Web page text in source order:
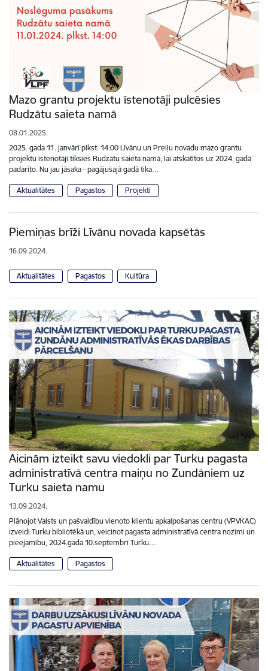
Mazo grantu projektu īstenotāji pulcēsies
Rudzātu saieta namā
08.01.2025.
2025. gada 11. janvārī plkst. 14:00 Līvānu un Preiļu novadu mazo grantu
projektu īstenotāji tiksies Rudzātu saieta namā, lai atskatītos uz 2024. gadā
padarīto. Nu jau jāsaka - pagājušajā gadā tika…
Aktualitātes Pagastos Projekti
Piemiņas brīži Līvānu novada kapsētās
16.09.2024.
Aktualitātes Pagastos Kultūra
Aicinām izteikt savu viedokli par Turku pagasta
administratīvā centra maiņu no Zundāniem uz
Turku saieta namu
13.09.2024.
Plānojot Valsts un pašvaldību vienoto klientu apkalpošanas centru (VPVKAC)
izveidi Turku bibliotēkā un, veicinot pagasta administratīvā centra nozīmi un
pieejamību, 2024.gada 10.septembrī Turku…
Aktualitātes Pagastos